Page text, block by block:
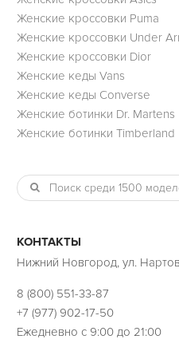
Женские кроссовки Puma
Женские кроссовки Under
Женские кроссовки Dior
Женские кеды Vans
Женские кеды Converse
Женские ботинки Dr. Martens
Женские ботинки Timberland
КОНТАКТЫ
Нижний Новгород, ул.
8 (800) 551-33-87
+7 (977) 902-17-50
Ежедневно с 9:00 до 21:00